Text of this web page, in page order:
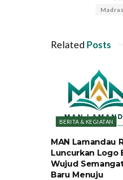
Related Posts
BERITA & KEGIATAN
MAN Lamandau
Luncurkan Logo
Wujud
Baru Menuju